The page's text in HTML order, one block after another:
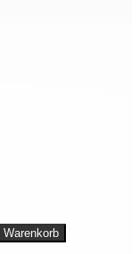
Warenkorb